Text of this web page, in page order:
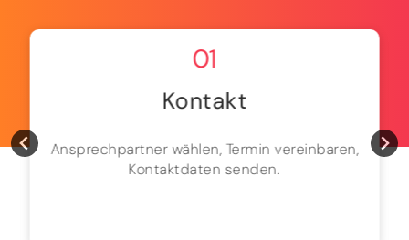
01
Kontakt
Ansprechpartner wählen, Termin vereinbaren,
Kontaktdaten senden.